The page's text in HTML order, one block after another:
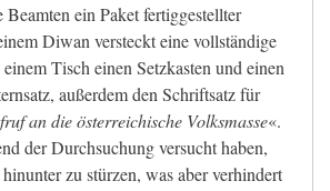
Beamten ein Paket fertiggestellter
Diwan versteckt eine vollständige
Tisch einen Setzkasten und einen
außerdem den Schriftsatz für
an die österreichische Volksmasse«.
der Durchsuchung versucht haben,
zu stürzen, was aber verhindert